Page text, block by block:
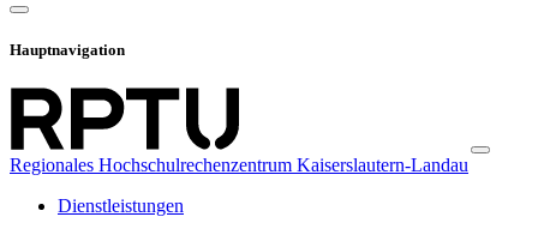
Hauptnavigation
Regionales Hochschulrechenzentrum Kaiserslautern-Landau
Dienstleistungen